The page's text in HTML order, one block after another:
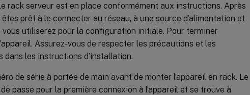
rack serveur est en place conformément aux instructions. Après
êtes prêt à le connecter au réseau, à une source d’alimentation et
vous utiliserez pour la configuration initiale. Pour terminer
Assurez-vous de respecter les précautions et les
dans les instructions d’installation.
de série à portée de main avant de monter l’appareil en rack. Le
passe pour la première connexion à l’appareil et se trouve à